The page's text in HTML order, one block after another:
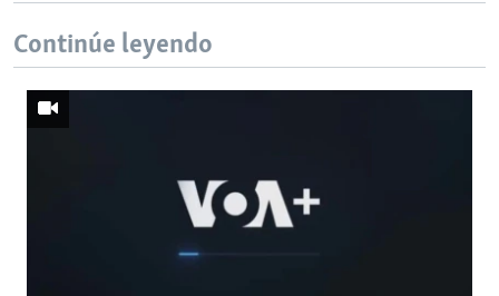
Continúe leyendo